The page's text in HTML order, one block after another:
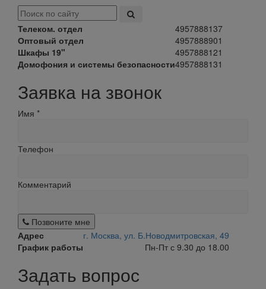
Телеком. отдел
4957888137
Оптовый отдел
4957888901
Шкафы 19"
4957888121
Домофония и системы безопасности4957888131
Заявка на звонок
Имя *
Телефон
Комментарий
Позвоните мне
Адрес
г. Москва, ул. Б.Новодмитровская, 49
График работы
Пн-Пт с 9.30 до 18.00
Задать вопрос